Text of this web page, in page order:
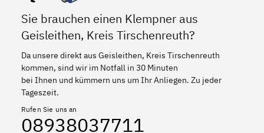
Sie brauchen einen Klempner aus
Geisleithen, Kreis Tirschenreuth?
Da unsere direkt aus Geisleithen, Kreis Tirschenreuth
kommen, sind wir im Notfall in 30 Minuten
bei Ihnen und kümmern uns um Ihr Anliegen. Zu jeder
Tageszeit.
Rufen Sie uns an
08938037711